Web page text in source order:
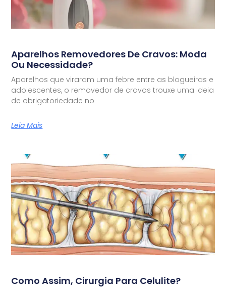
Aparelhos Removedores De Cravos: Moda
Ou Necessidade?
Aparelhos que viraram uma febre entre as blogueiras e
adolescentes, o removedor de cravos trouxe uma ideia
de obrigatoriedade no
Leia Mais
Como Assim, Cirurgia Para Celulite?